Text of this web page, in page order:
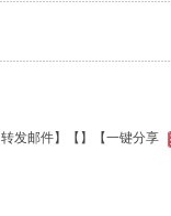
转发邮件】【 】 【一键分享